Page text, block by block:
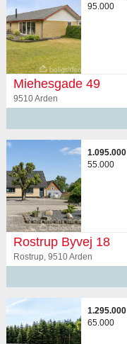
95.000
Miehesgade 49
9510 Arden
1.095.000
55.000
Rostrup Byvej 18
Rostrup, 9510 Arden
1.295.000
65.000